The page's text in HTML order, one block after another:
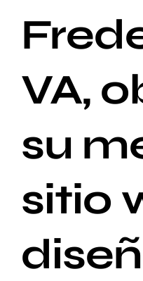
VA,
su
sitio